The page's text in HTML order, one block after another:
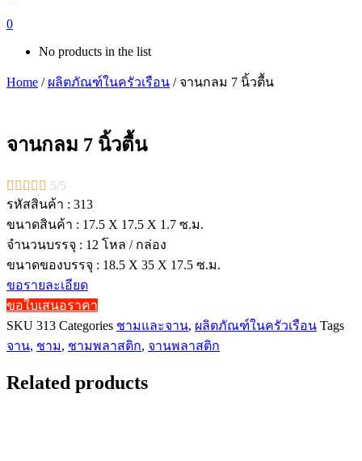
0
No products in the list
Home / ผลิตภัณฑ์ในครัวเรือน / จานกลม 7 นิ้วตื้น
จานกลม 7 นิ้วตื้น
     5/5
รหัสสินค้า : 313
ขนาดสินค้า : 17.5 X 17.5 X 1.7 ซ.ม.
จำนวนบรรจุ : 12 โหล / กล่อง
ขนาดของบรรจุ : 18.5 X 35 X 17.5 ซ.ม.
ขอรายละเอียด
ขอใบเสนอราคา
SKU 313 Categories ชามและจาน, ผลิตภัณฑ์ในครัวเรือน Tags
จาน, ชาม, ชามพลาสติก, จานพลาสติก
Related products